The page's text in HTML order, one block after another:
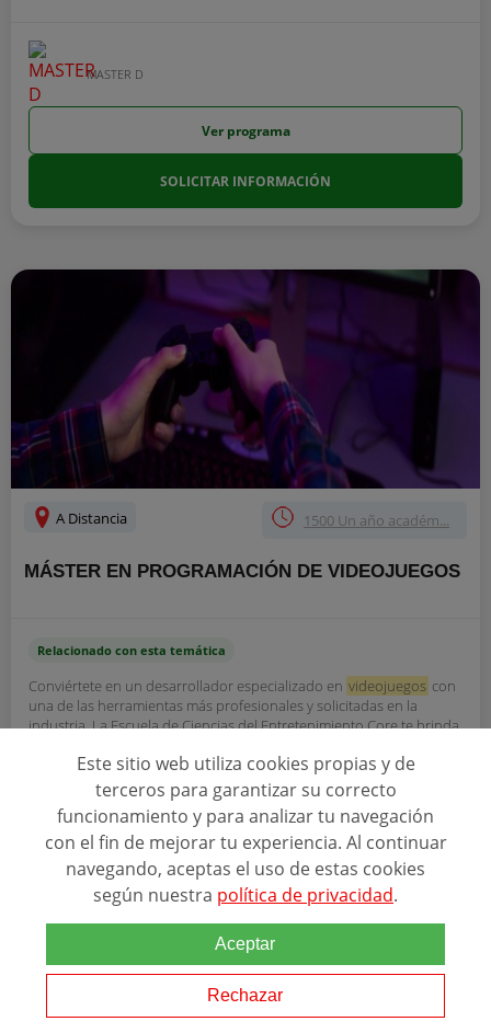
MASTER D
Ver programa
SOLICITAR INFORMACIÓN
A Distancia 1500 Un año académ...
MÁSTER EN PROGRAMACIÓN DE VIDEOJUEGOS
Relacionado con esta temática
Conviértete en un desarrollador especializado en videojuegos con
una de las herramientas más profesionales y solicitadas en la
industria. La Escuela de Ciencias del Entretenimiento Core te brinda
THE CORE SCHOOL
Este sitio web utiliza cookies propias y de
terceros para garantizar su correcto
funcionamiento y para analizar tu navegación
con el fin de mejorar tu experiencia. Al continuar
navegando, aceptas el uso de estas cookies
según nuestra política de privacidad.
Aceptar
Rechazar